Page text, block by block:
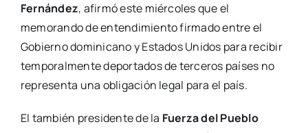
Fernández, afirmó este miércoles que el
memorando de entendimiento firmado entre el
Gobierno dominicano y Estados Unidos para recibir
temporalmente deportados de terceros países no
representa una obligación legal para el país.
El también presidente de la Fuerza del Pueblo